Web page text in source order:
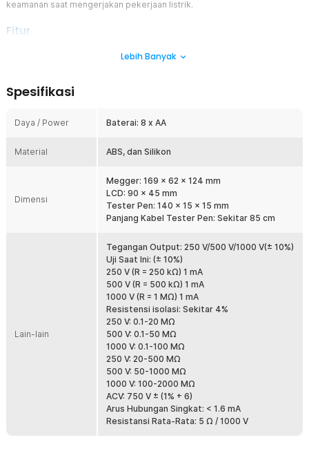
keamanan saat mengerjakan pekerjaan listrik.
Fitur
dengan jelas tampilan angka dilayar karena teknologi high definition
Tahan Benturan
benturan saat bekerja mungkin tidak dapat terhindarkan. Maka dari
perlindungan berlapis silikon yang tidak mudah rusak.
Hemat Baterai
Tenaga megohmeter berasal dari 8 buah baterai jenis AA. Selain itu,
alat ini memiliki fitur hemat energi karena dapat mati secara
penggunaan baterai sangat hemat, Anda pun tidak perlu mengganti
baterai dalam waktu yang dekat.
Kelengkapan Produk
Rincian yang Anda dapatkan untuk pembelian produk ini:
1 x ANENG Digital Megger Megohmmeter 250/500/1000V 2000
Mega Ohm- MH11
1 x Pasang Kabel Test Lead
1 x Panduan Penggunaan
Lebih Banyak
Spesifikasi
Daya / Power Baterai: 8 x AA
Material ABS, dan Silikon
Dimensi
Megger: 169 x 62 x 124 mm
LCD: 90 x 45 mm
Tester Pen: 140 x 15 x 15 mm
Panjang Kabel Tester Pen: Sekitar 85 cm
Lain-lain
Tegangan Output: 250 V/500 V/1000 V(± 10%)
Uji Saat Ini: (± 10%)
250 V (R = 250 kΩ) 1 mA
500 V (R = 500 kΩ) 1 mA
1000 V (R = 1 MΩ) 1 mA
Resistensi isolasi: Sekitar 4%
250 V: 0.1-20 MΩ
500 V: 0.1-50 MΩ
1000 V: 0.1-100 MΩ
250 V: 20-500 MΩ
500 V: 50-1000 MΩ
1000 V: 100-2000 MΩ
ACV: 750 V ± (1% + 6)
Arus Hubungan Singkat: < 1.6 mA
Resistansi Rata-Rata: 5 Ω / 1000 V